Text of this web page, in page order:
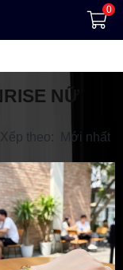
0
NỮ
Xếp theo: Mới nhất